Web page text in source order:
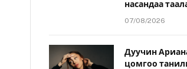
насандаа
07/08/2026
Дуучин
цомгоо